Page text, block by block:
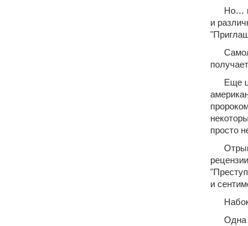
Но…
и
Еще
просто
и
Одна